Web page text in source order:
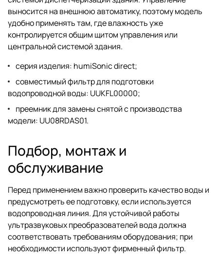
выносится на внешнюю автоматику, поэтому модель
удобно применять там, где влажность уже
контролируется общим щитом управления или
центральной системой здания.
серия изделия: humiSonic direct;
совместимый фильтр для подготовки
водопроводной воды: UUKFL00000;
преемник для замены снятой с производства
модели: UU08RDAS01.
Подбор, монтаж и
обслуживание
Перед применением важно проверить качество воды и
предусмотреть ее подготовку, если используется
водопроводная линия. Для устойчивой работы
ультразвуковых преобразователей вода должна
соответствовать требованиям оборудования; при
необходимости используют фирменный фильтр.